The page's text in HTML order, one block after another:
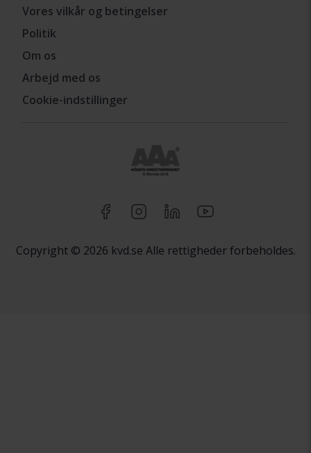
Vores vilkår og betingelser
Politik
Om os
Arbejd med os
Cookie-indstillinger
Copyright © 2026 kvd.se Alle rettigheder forbeholdes.